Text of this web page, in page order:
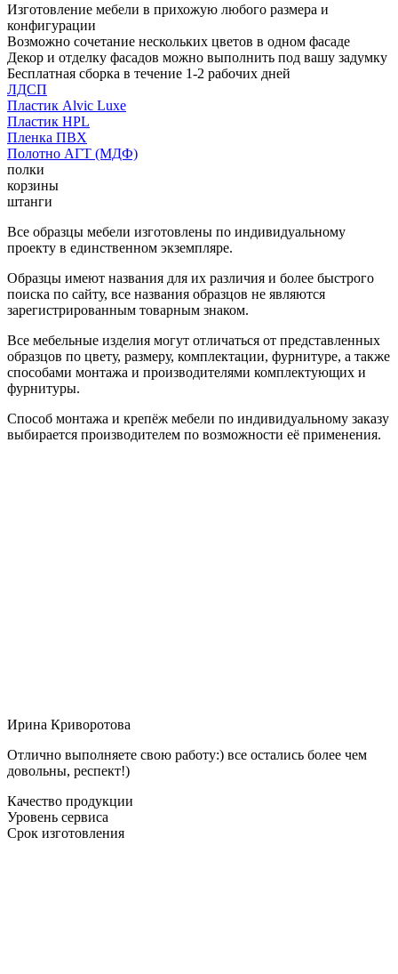
Изготовление мебели в прихожую любого размера и
конфигурации
Возможно сочетание нескольких цветов в одном фасаде
Декор и отделку фасадов можно выполнить под вашу задумку
Бесплатная сборка в течение 1-2 рабочих дней
ЛДСП
Пластик Alvic Luxe
Пластик HPL
Пленка ПВХ
Полотно АГТ (МДФ)
полки
корзины
штанги
Все образцы мебели изготовлены по индивидуальному
проекту в единственном экземпляре.
Образцы имеют названия для их различия и более быстрого
поиска по сайту, все названия образцов не являются
зарегистрированным товарным знаком.
Все мебельные изделия могут отличаться от представленных
образцов по цвету, размеру, комплектации, фурнитуре, а также
способами монтажа и производителями комплектующих и
фурнитуры.
Способ монтажа и крепёж мебели по индивидуальному заказу
выбирается производителем по возможности её применения.
Ирина Криворотова
Отлично выполняете свою работу:) все остались более чем
довольны, респект!)
Качество продукции
Уровень сервиса
Срок изготовления